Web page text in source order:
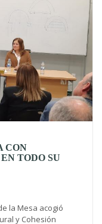
CON
TODO SU
la Mesa acogió
y Cohesión